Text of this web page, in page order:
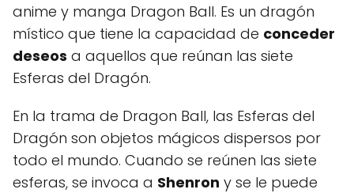
anime y manga Dragon Ball. Es un dragón
místico que tiene la capacidad de conceder
deseos a aquellos que reúnan las siete
Esferas del Dragón.
En la trama de Dragon Ball, las Esferas del
Dragón son objetos mágicos dispersos por
todo el mundo. Cuando se reúnen las siete
esferas, se invoca a Shenron y se le puede